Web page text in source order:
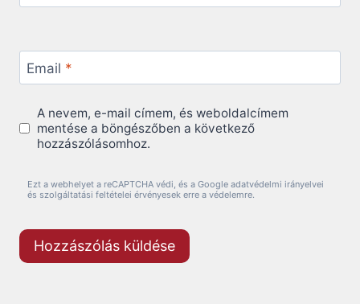
Email *
A nevem, e-mail címem, és weboldalcímem
mentése a böngészőben a következő
hozzászólásomhoz.
Ezt a webhelyet a reCAPTCHA védi, és a Google adatvédelmi irányelvei
és szolgáltatási feltételei érvényesek erre a védelemre.